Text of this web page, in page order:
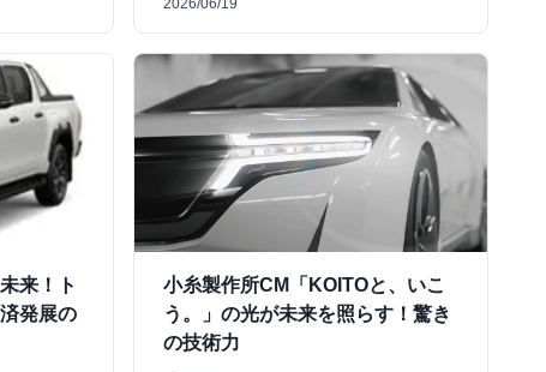
2026/06/19
来！ト
発展の
小糸製作所CM「KOITOと、いこ
う。」の光が未来を照らす！驚き
の技術力